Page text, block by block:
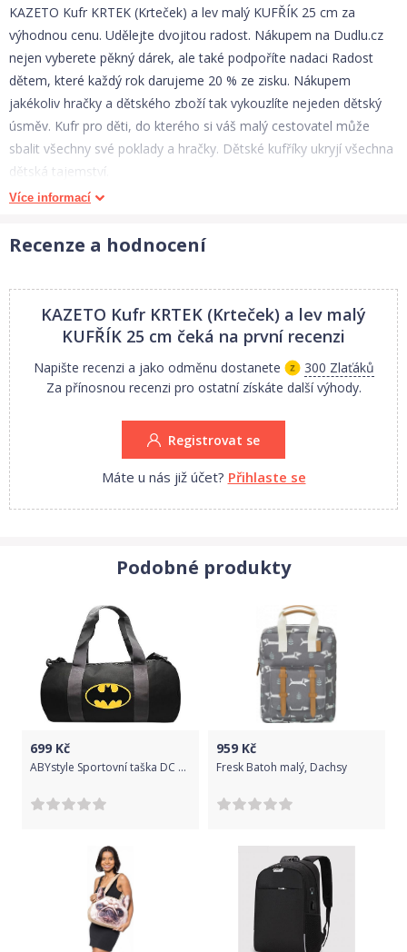
KAZETO Kufr KRTEK (Krteček) a lev malý KUFŘÍK 25 cm za
výhodnou cenu. Udělejte dvojitou radost. Nákupem na Dudlu.cz
nejen vyberete pěkný dárek, ale také podpoříte nadaci Radost
dětem, které každý rok darujeme 20 % ze zisku. Nákupem
jakékoliv hračky a dětského zboží tak vykouzlíte nejeden dětský
úsměv. Kufr pro děti, do kterého si váš malý cestovatel může
sbalit všechny své poklady a hračky. Dětské kufříky ukryjí všechna
dětská tajemství.
Milera má kovové ouško a kovové zapínání. Dětské kufříky
nezávadné.
Rozměry 25 x 19 x 9 cm
Cena je uvedena za 1 kus hračky.
Více informací
Recenze a hodnocení
KAZETO Kufr KRTEK (Krteček) a lev malý
KUFŘÍK 25 cm čeká na první recenzi
Napište recenzi a jako odměnu dostanete
300 Zlaťáků
Za přínosnou recenzi pro ostatní získáte další výhody.
Registrovat se
Máte u nás již účet? Přihlaste se
Podobné produkty
699 Kč
ABYstyle Sportovní taška DC Comics - Batman 30l
959 Kč
Fresk Batoh malý, Dachsy